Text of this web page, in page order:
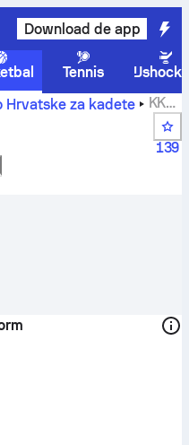
Download de app
Tennis
Hrvatske za kadete
KK
en spelers
139